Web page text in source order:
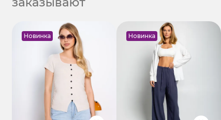
Новинка Новинка